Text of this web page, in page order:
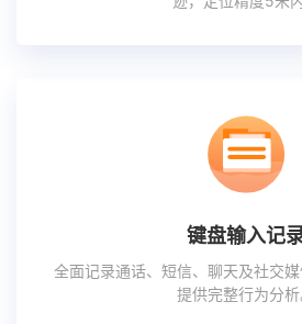
键盘输入记
全面记录通话、短信、聊天及社交媒
提供完整行为分析